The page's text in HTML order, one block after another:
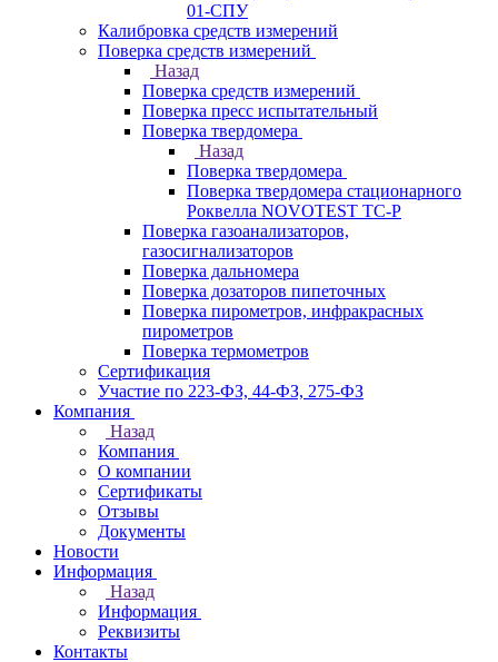
01-СПУ
Калибровка средств измерений
Поверка средств измерений
Назад
Поверка средств измерений
Поверка пресс испытательный
Поверка твердомера
Назад
Поверка твердомера
Поверка твердомера стационарного
Роквелла NOVOTEST TС-Р
Поверка газоанализаторов,
газосигнализаторов
Поверка дальномера
Поверка дозаторов пипеточных
Поверка пирометров, инфракрасных
пирометров
Поверка термометров
Сертификация
Участие по 223-ФЗ, 44-ФЗ, 275-ФЗ
Компания
Назад
Компания
О компании
Сертификаты
Отзывы
Документы
Новости
Информация
Назад
Информация
Реквизиты
Контакты